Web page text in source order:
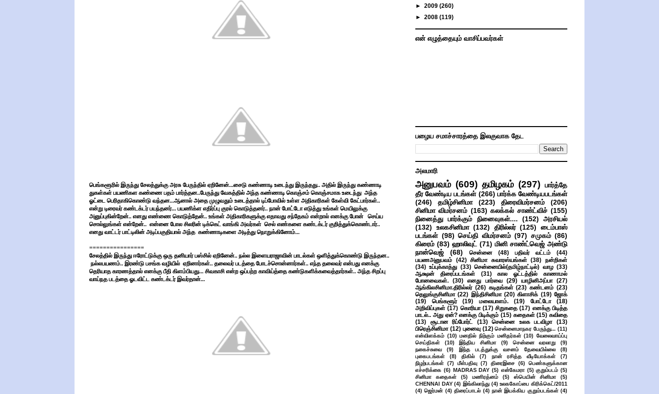
பெங்களூரில் இருந்து சேலத்துக்கு அரசு பேருந்தில் ஏறினேன்...சைடு கண்ணாடி உடைந்து இருந்தது.. அதில் இருந்து கண்ணாடி
துகள்கள் பயணிகள கண்ணை பதம் பார்த்தன..பேருந்து வேகத்தில் அந்த கண்ணாடி கொஞ்சம் கொஞ்சமாக உடைந்து அந்த
ஓட்டை பெரிதாகிகொண்டு வந்தன...ஆனால் அதை முழுவதும் உடைத்தால் டிப்போவில் உள்ள அதிகாரிகள் கேள்வி கேட்பார்கள்..
என்று டிரைவர் கண்டக்டர் பயந்தனர்... பயணிக்ள எதிர்ப்பு குரல் கொடுத்தனர்.. நான் போட்டோ எடுத்து உங்கள் மெயிலுக்கு
அனுப்புகின்றேன்.. எனது எண்ணை கொடுத்தேன்.. உங்கள் அதிகாரிகளுக்கு எதாவது சந்தேகம் என்றால் எனக்கு போன்
செய்ய
சொல்லுங்கள் என்றேன்.. என்னை போல சிலரின் டிக்கெட் வாங்கி அவர்கள் செல் எண்களை கண்டக்டர் குறித்துக்கொண்டார்..
எனது வாட்டர் பாட்டிலின் அடிப்பகுதியால் அந்த கண்ணாடிகளை அடித்து நொறுக்கினோம்...
================
சேலத்தில் இருந்து ஈரோட்டுக்கு ஒரு தனியார் பஸ்சில் ஏறினேன்.. நல்ல இளையராஜாவின் பாடல்கள் ஒளித்துக்கொண்டு இருந்தன..
நல்லபயணம்.. இரண்டு பசங்க வழியில் ஏறினார்கள்.. தலைவர் படத்தை போடச்சொன்னார்கள்.. எந்த தலைவர் என்பது எனக்கு
தெரியாத காரணத்தால் எனக்கு பீதி கிளம்பியது... சிவகாசி என்ற ஒப்பற்ற காவிய்த்தை கண்டுகளிக்கவைத்தார்கள்.. அந்த சிறப்பு
வாய்நத படத்தை ஓடவிட்ட கண்டக்டர் இவர்தான்...
► 2009 (260)
► 2008 (119)
என் எழுத்தையும் வாசிப்பவர்கள்
பழைய சமாச்சாரத்தை இலகுவாக தேட
அலமாரி
அனுபவம் (609) தமிழகம் (297) பார்த்தே
தீர வேண்டிய படங்கள் (266) பார்க்க வேண்டியபடங்கள்
(246)
தமிழ்சினிமா (223) திரைவிமர்சனம்
(206)
சினிமா விமர்சனம் (163) கலக்கல் சாண்ட்விச் (155)
நினைத்து பார்க்கும் நினைவுகள்....
(152)
அரசியல்
(132)
உலகசினிமா (132) திரில்லர் (125)
டைம்பாஸ்
படங்கள் (98) செய்தி விமர்சனம் (97) சமுகம் (86)
கிரைம் (83) ஹாலிவுட் (71) மினி சாண்ட்வெஜ் அண்டு
நான்வெஜ்
(68) சென்னை (48) பதிவர் வட்டம்
(44)
பயணஅனுபவம் (42) சினிமா சுவாரஸ்யங்கள் (38) நன்றிகள்
(34) உப்புக்காத்து (33) சென்னையில்(தமிழ்நாட்டில்) வாழ (33)
ஆக்ஷன் திரைப்படங்கள்
(31)
கால ஓட்டத்தில் காணாமல்
போனவைகள். (30) எனது பார்வை (29) யாழினிஅப்பா (27)
ஆங்கிலசினிமா.திரில்லர் (26) கடிதங்கள் (23) கண்டனம் (23)
தெலுங்குசினிமா (22) இந்திசினிமா (20) கிளாசிக் (19) ஜோக்
(19)
பெங்களூர் (19) மலையாளம். (19) போட்டோ
(18)
அறிவிப்புகள் (17) கொரியா (17) சிறுகதை (17) எனக்கு பிடித்த
பாடல்.. அது ஏன்? எனக்கு பிடிக்கும் (15) கதைகள் (15) கவிதை
(13)
சூடான ரிப்போர்ட் (13) சென்னை உலக படவிழா
(13)
பிரெஞ்சினிமா (12) புனைவு (12) சென்னைமாநகர பேருந்து... (11)
என்விளக்கம் (10) மனதில் நிற்கும் மனிதர்கள் (10) வேலைவாய்ப்பு
செய்திகள்
(10) இந்திய சினிமா (9) சென்னை வரலாறு
(9)
நகைச்சுவை
(9) இந்த படத்துக்கு வசனம் தேவையில்லை
(8)
புகைபடங்கள்
(8) திகில் (7) நான் ரசித்த வீடியோக்கள்
(7)
நிழற்படங்கள் (7) மீள்பதிவு (7) திரைஇசை (6)
பெண்களுக்கான
எச்சரிக்கை (6) MADRAS DAY (5) என்கேமரா (5) குறும்படம் (5)
சினிமா கதைகள்
(5) மணிரத்னம் (5) ஸ்பெயின் சினிமா
(5)
CHENNAI DAY (4) இங்கிலாந்து (4) உலககோப்பை கிரிக்கெட்/2011
(4) ஜெர்மன் (4) திரைப்பாடல் (4) நான் இயக்கிய குறும்படங்கள் (4)